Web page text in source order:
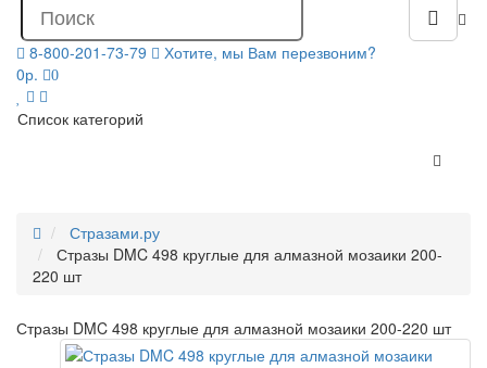
8-800-201-73-79
Хотите, мы Вам перезвоним?
0р.
0
Список категорий
Стразами.ру
Стразы DMC 498 круглые для алмазной мозаики 200-
220 шт
Стразы DMC 498 круглые для алмазной мозаики 200-220 шт